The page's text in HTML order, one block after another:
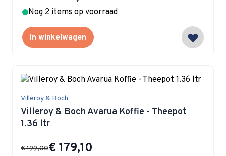
Nog 2 items op voorraad
In winkelwagen
Villeroy & Boch
Villeroy & Boch Avarua Koffie - Theepot
1.36 ltr
Special Price
€ 179,10
€ 199,00